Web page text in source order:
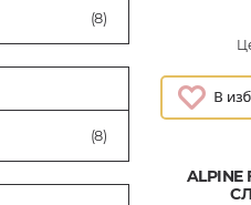
(8)
(8)
ALPINE